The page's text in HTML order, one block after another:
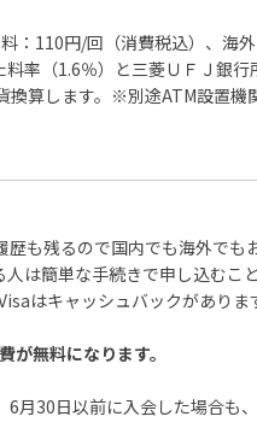
：110円/回（消費税込）、海
率（1.6％）と三菱ＵＦＪ銀行
換算します。※別途ATM設置機
も残るので国内でも海外でも
は簡単な手続きで申し込むこ
はキャッシュバックがありま
が無料になります。
月30日以前に入会した場合も